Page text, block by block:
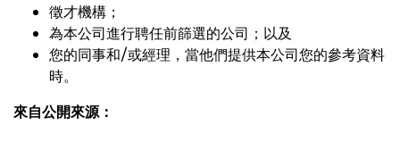
徵才機構；
為本公司進行聘任前篩選的公司；以及
您的同事和/或經理，當他們提供本公司您的參考資料
時。
來自公開來源：